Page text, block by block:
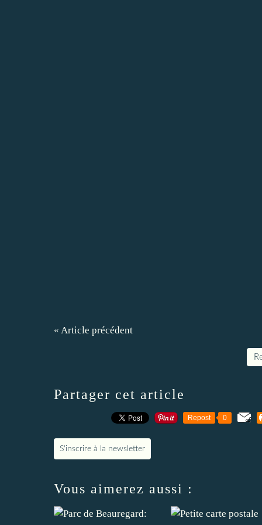
« Article précédent
Partager cet article
Repost 0
S'inscrire à la newsletter
Vous aimerez aussi :